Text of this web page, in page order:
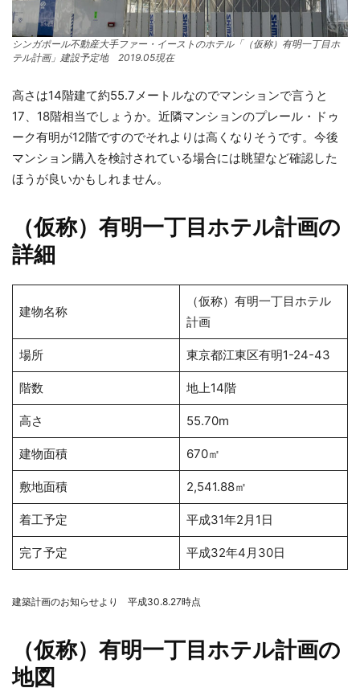
シンガポール不動産大手ファー・イーストのホテル「（仮称）有明一丁目ホ
テル計画」建設予定地 2019.05現在
高さは14階建て約55.7メートルなのでマンションで言うと
17、18階相当でしょうか。近隣マンションのプレール・ドゥ
ーク有明が12階ですのでそれよりは高くなりそうです。今後
マンション購入を検討されている場合には眺望など確認した
ほうが良いかもしれません。
（仮称）有明一丁目ホテル計画の
詳細
建物名称
（仮称）有明一丁目ホテル
計画
場所 東京都江東区有明1-24-43
階数 地上14階
高さ 55.70m
建物面積 670㎡
敷地面積 2,541.88㎡
着工予定 平成31年2月1日
完了予定 平成32年4月30日
建築計画のお知らせより 平成30.8.27時点
（仮称）有明一丁目ホテル計画の
地図